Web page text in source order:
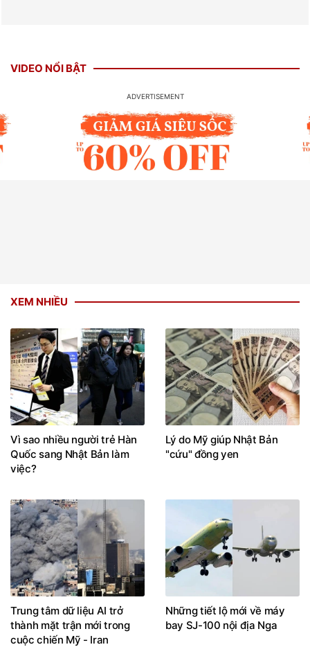
VIDEO NỔI BẬT
XEM NHIỀU
Vì sao nhiều người trẻ Hàn
Quốc sang Nhật Bản làm
việc?
Lý do Mỹ giúp Nhật Bản
"cứu" đồng yen
Trung tâm dữ liệu AI trở
thành mặt trận mới trong
cuộc chiến Mỹ - Iran
Những tiết lộ mới về máy
bay SJ-100 nội địa Nga